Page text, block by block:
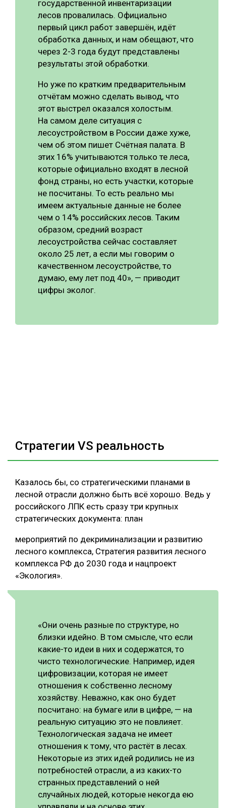
государственной инвентаризации
лесов провалилась. Официально
первый цикл работ завершён, идёт
обработка данных, и нам обещают, что
через 2-3 года будут представлены
результаты этой обработки.
Но уже по кратким предварительным
отчётам можно сделать вывод, что
этот выстрел оказался холостым.
На самом деле ситуация с
лесоустройством в России даже хуже,
чем об этом пишет Счётная палата. В
этих 16% учитываются только те леса,
которые официально входят в лесной
фонд страны, но есть участки, которые
не посчитаны. То есть реально мы
имеем актуальные данные не более
чем о 14% российских лесов. Таким
образом, средний возраст
лесоустройства сейчас составляет
около 25 лет, а если мы говорим о
качественном лесоустройстве, то
думаю, ему лет под 40», — приводит
цифры эколог.
Стратегии VS реальность
Казалось бы, со стратегическими планами в
лесной отрасли должно быть всё хорошо. Ведь у
российского ЛПК есть сразу три крупных
стратегических документа: план
мероприятий по декриминализации и развитию
лесного комплекса, Стратегия развития лесного
комплекса РФ до 2030 года и нацпроект
«Экология».
«Они очень разные по структуре, но
близки идейно. В том смысле, что если
какие-то идеи в них и содержатся, то
чисто технологические. Например, идея
цифровизации, которая не имеет
отношения к собственно лесному
хозяйству. Неважно, как оно будет
посчитано: на бумаге или в цифре, — на
реальную ситуацию это не повлияет.
Технологическая задача не имеет
отношения к тому, что растёт в лесах.
Некоторые из этих идей родились не из
потребностей отрасли, а из каких-то
странных представлений о ней
случайных людей, которые некогда ею